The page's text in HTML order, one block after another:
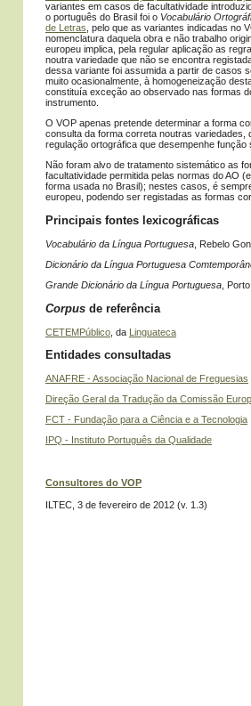
variantes em casos de facultatividade
o português do Brasil foi o Vocabulário
de Letras , pelo que as variantes indicadas no
nomenclatura daquela obra e não trabalho
europeu implica, pela regular aplicação as
noutra variedade que não se encontra
dessa variante foi assumida a partir de casos
muito ocasionalmente, à homogeneização
constituía exceção ao observado nas formas
instrumento.
O VOP apenas pretende determinar a forma
consulta da forma correta noutras
regulação ortográfica que desempenhe função
Não foram alvo de tratamento sistemático as
facultatividade permitida pelas normas do AO
forma usada no Brasil); nestes casos, é
europeu, podendo ser registadas as formas
Principais fontes lexicográficas
Vocabulário da Língua Portuguesa , Rebelo
Dicionário da Língua Portuguesa
Grande Dicionário da Língua Portuguesa ,
Corpus de referência
CETEMPúblico , da Linguateca
Entidades consultadas
ANAFRE - Associação Nacional de Freguesias
Direção Geral da Tradução da Comissão
FCT - Fundação para a Ciência e a Tecnologia
IPQ - Instituto Português da Qualidade
Consultores do VOP
ILTEC, 3 de fevereiro de 2012 (v. 1.3)